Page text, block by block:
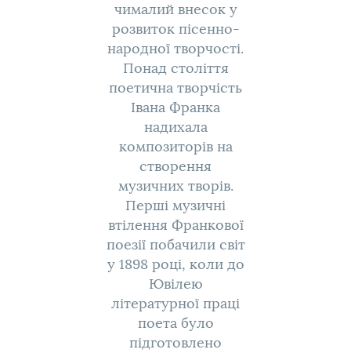
чималий внесок у
розвиток пісенно-
народної творчості.
Понад століття
поетична творчість
Івана Франка
надихала
композиторів на
створення
музичних творів.
Перші музичні
втілення Франкової
поезії побачили світ
у 1898 році, коли до
Ювілею
літературної праці
поета було
підготовлено